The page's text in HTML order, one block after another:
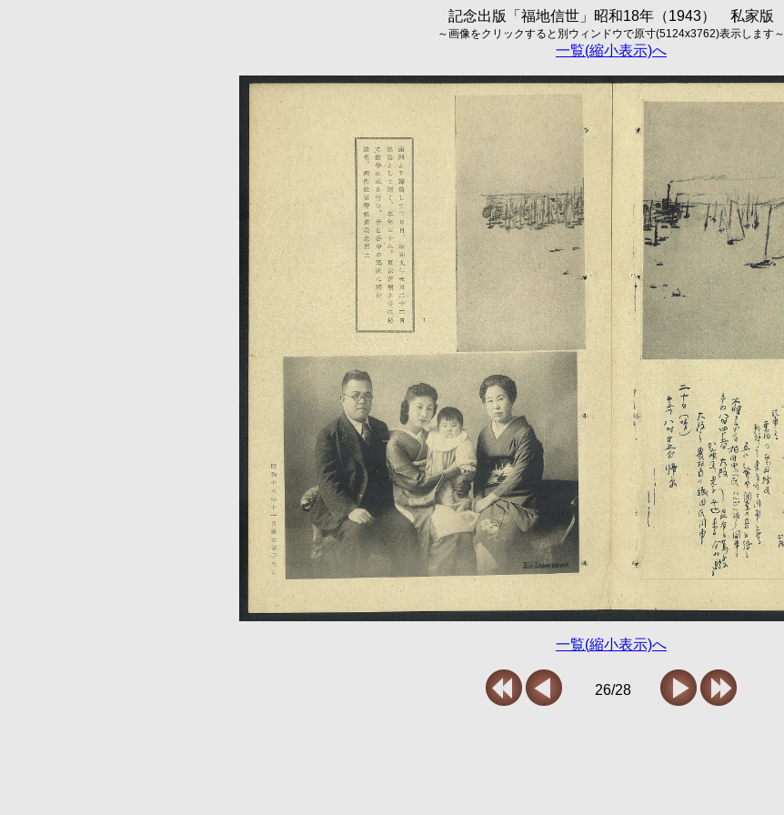
記念出版「福地信世」昭和18年（1943） 私家版
～画像をクリックすると別ウィンドウで原寸(5124x3762)表示します～
一覧(縮小表示)へ
一覧(縮小表示)へ
26/28